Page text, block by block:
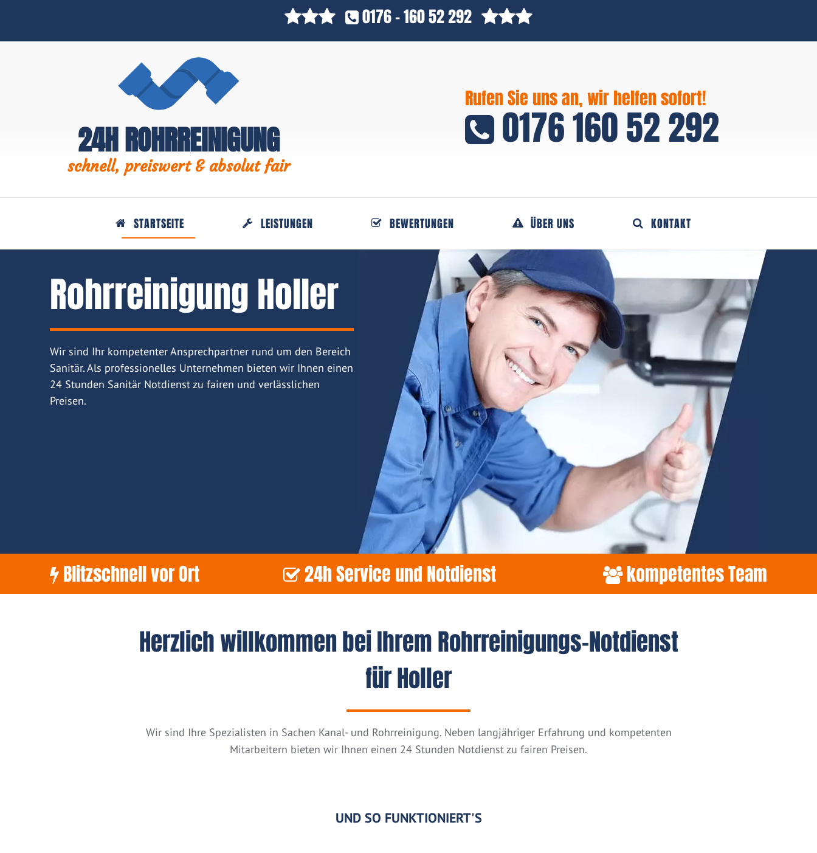
0176 - 160 52 292
Rufen Sie uns an, wir helfen sofort!
0176 160 52 292
24H ROHRREINIGUNG
schnell, preiswert & absolut fair
STARTSEITE LEISTUNGEN BEWERTUNGEN ÜBER UNS KONTAKT
Rohrreinigung Holler
Wir sind Ihr kompetenter Ansprechpartner rund um den Bereich
Sanitär. Als professionelles Unternehmen bieten wir Ihnen einen
24 Stunden Sanitär Notdienst zu fairen und verlässlichen
Preisen.
Blitzschnell vor Ort 24h Service und Notdienst kompetentes Team
Herzlich willkommen bei Ihrem Rohrreinigungs-Notdienst
für Holler
Wir sind Ihre Spezialisten in Sachen Kanal- und Rohrreinigung. Neben langjähriger Erfahrung und kompetenten
Mitarbeitern bieten wir Ihnen einen 24 Stunden Notdienst zu fairen Preisen.
UND SO FUNKTIONIERT'S